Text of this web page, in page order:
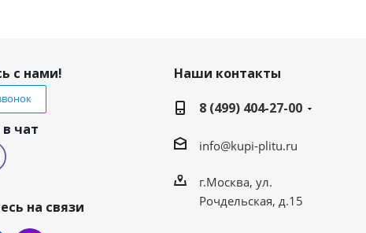
с нами!
чат
на связи
Наши контакты
8 (499) 404-27-00
info@kupi-plitu.ru
г.Москва, ул.
Рочдельская, д.15